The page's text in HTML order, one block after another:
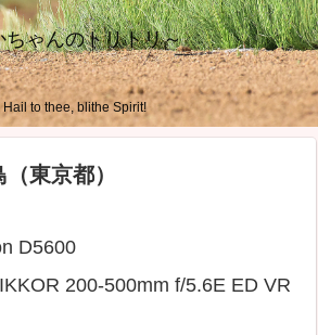
ちゃんのトリトリ～
Hail to thee, blithe Spirit!
東京都）
D5600
200-500mm f/5.6E ED VR